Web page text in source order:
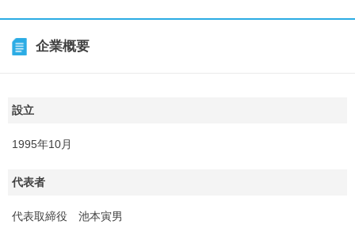
企業概要
設立
1995年10月
代表者
代表取締役 池本寅男